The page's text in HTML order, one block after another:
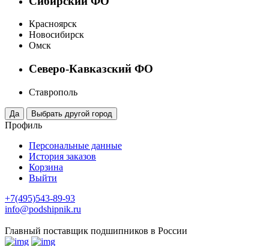
Красноярск
Новосибирск
Омск
Северо-Кавказский ФО
Ставрополь
Профиль
Персональные данные
История заказов
Корзина
Выйти
+7(495)543-89-93
info@podshipnik.ru
Главный поставщик подшипников в России